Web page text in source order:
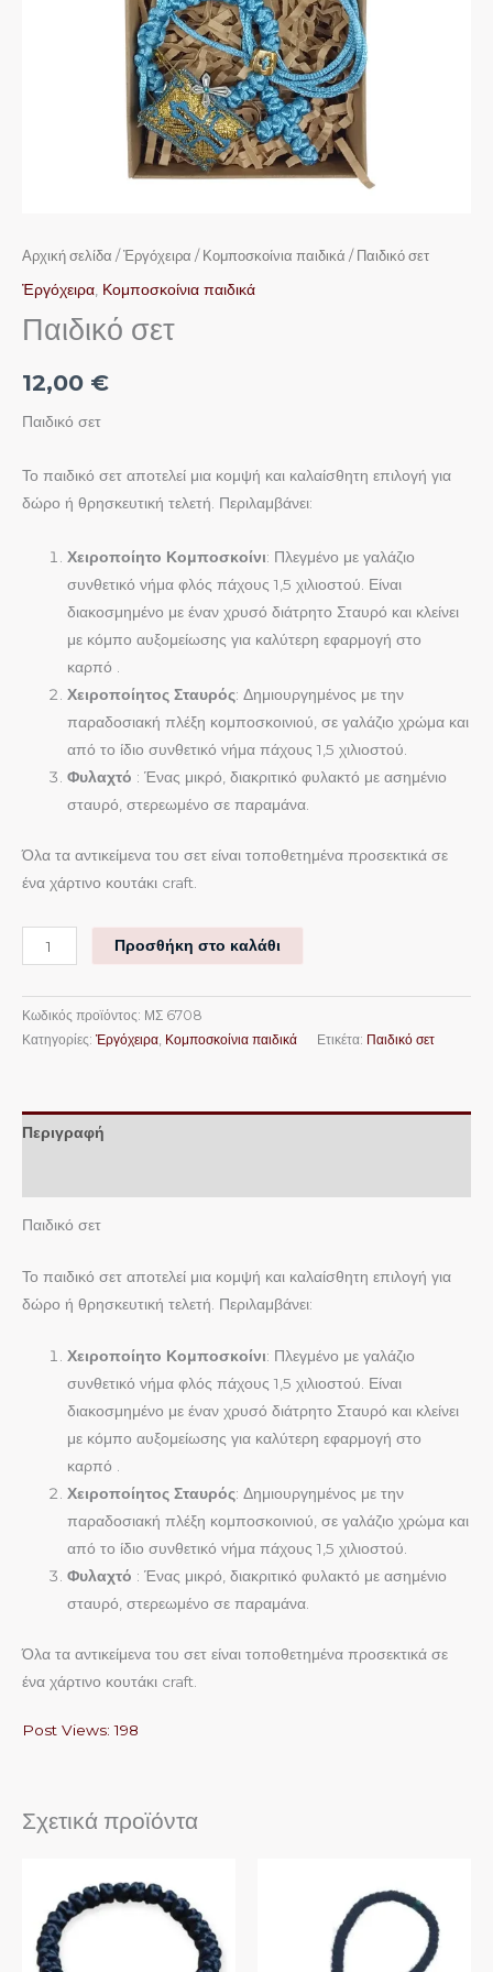
Αρχική σελίδα / Ἐργόχειρα / Κομποσκοίνια παιδικά / Παιδικό σετ
Ἐργόχειρα Κομποσκοίνια παιδικά
Παιδικό σετ
12,00 €
Παιδικό σετ
Το παιδικό σετ αποτελεί μια κομψή και καλαίσθητη επιλογή για
δώρο ή θρησκευτική τελετή. Περιλαμβάνει:
Χειροποίητο Κομποσκοίνι: Πλεγμένο με γαλάζιο
συνθετικό νήμα φλός πάχους 1,5 χιλιοστού. Είναι
διακοσμημένο με έναν χρυσό διάτρητο Σταυρό και κλείνει
με κόμπο αυξομείωσης για καλύτερη εφαρμογή στο
καρπό .
Χειροποίητος Σταυρός: Δημιουργημένος με την
παραδοσιακή πλέξη κομποσκοινιού, σε γαλάζιο χρώμα και
από το ίδιο συνθετικό νήμα πάχους 1,5 χιλιοστού.
Φυλαχτό : Ένας μικρό, διακριτικό φυλακτό με ασημένιο
σταυρό, στερεωμένο σε παραμάνα.
Όλα τα αντικείμενα του σετ είναι τοποθετημένα προσεκτικά σε
ένα χάρτινο κουτάκι craft.
Προσθήκη στο καλάθι
Κωδικός προϊόντος: ΜΣ 6708
Κατηγορίες: Ἐργόχειρα Κομποσκοίνια παιδικά Ετικέτα: Παιδικό σετ
Περιγραφή
Παιδικό σετ
Το παιδικό σετ αποτελεί μια κομψή και καλαίσθητη επιλογή για
δώρο ή θρησκευτική τελετή. Περιλαμβάνει:
Χειροποίητο Κομποσκοίνι: Πλεγμένο με γαλάζιο
συνθετικό νήμα φλός πάχους 1,5 χιλιοστού. Είναι
διακοσμημένο με έναν χρυσό διάτρητο Σταυρό και κλείνει
με κόμπο αυξομείωσης για καλύτερη εφαρμογή στο
καρπό .
Χειροποίητος Σταυρός: Δημιουργημένος με την
παραδοσιακή πλέξη κομποσκοινιού, σε γαλάζιο χρώμα και
από το ίδιο συνθετικό νήμα πάχους 1,5 χιλιοστού.
Φυλαχτό : Ένας μικρό, διακριτικό φυλακτό με ασημένιο
σταυρό, στερεωμένο σε παραμάνα.
Όλα τα αντικείμενα του σετ είναι τοποθετημένα προσεκτικά σε
ένα χάρτινο κουτάκι craft.
Post Views: 198
Σχετικά προϊόντα
το
το
προϊόν
έχει